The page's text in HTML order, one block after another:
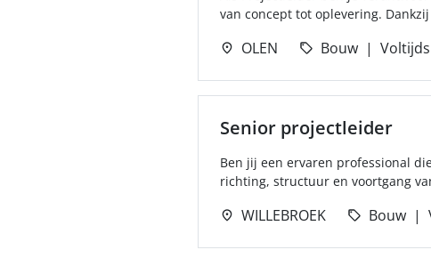
van concept tot oplevering.
OLEN Bouw Voltijds
Senior projectleider
Ben jij een ervaren professional
richting, structuur en voortgang
WILLEBROEK Bouw